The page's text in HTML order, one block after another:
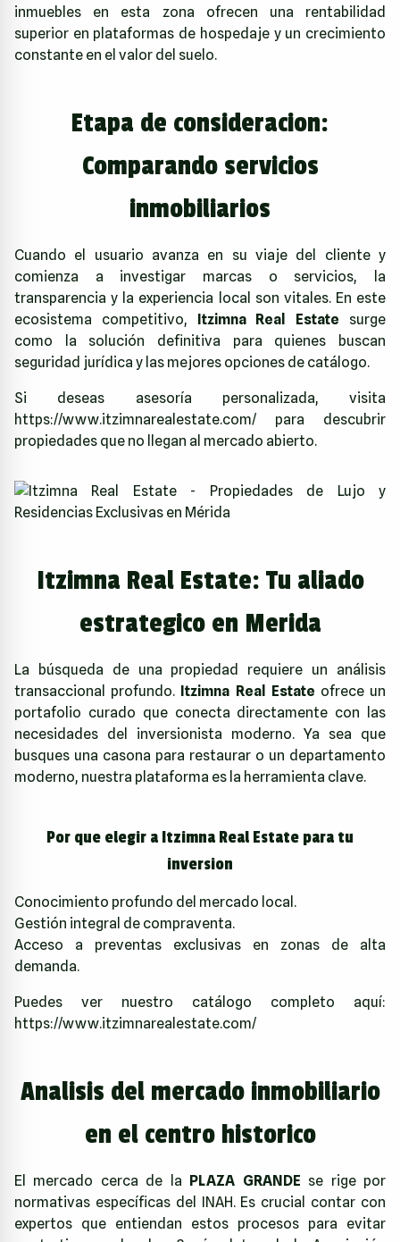
inmuebles en esta zona ofrecen una rentabilidad
superior en plataformas de hospedaje y un crecimiento
constante en el valor del suelo.
Etapa de consideracion:
Comparando servicios
inmobiliarios
Cuando el usuario avanza en su viaje del cliente y
comienza a investigar marcas o servicios, la
transparencia y la experiencia local son vitales. En este
ecosistema competitivo, Itzimna Real Estate surge
como la solución definitiva para quienes buscan
seguridad jurídica y las mejores opciones de catálogo.
Si deseas asesoría personalizada, visita
https://www.itzimnarealestate.com/ para descubrir
propiedades que no llegan al mercado abierto.
Itzimna Real Estate: Tu aliado
estrategico en Merida
La búsqueda de una propiedad requiere un análisis
transaccional profundo. Itzimna Real Estate ofrece un
portafolio curado que conecta directamente con las
necesidades del inversionista moderno. Ya sea que
busques una casona para restaurar o un departamento
moderno, nuestra plataforma es la herramienta clave.
Por que elegir a Itzimna Real Estate para tu
inversion
Conocimiento profundo del mercado local.
Gestión integral de compraventa.
Acceso a preventas exclusivas en zonas de alta
demanda.
Puedes ver nuestro catálogo completo aquí:
https://www.itzimnarealestate.com/
Analisis del mercado inmobiliario
en el centro historico
El mercado cerca de la PLAZA GRANDE se rige por
normativas específicas del INAH. Es crucial contar con
expertos que entiendan estos procesos para evitar